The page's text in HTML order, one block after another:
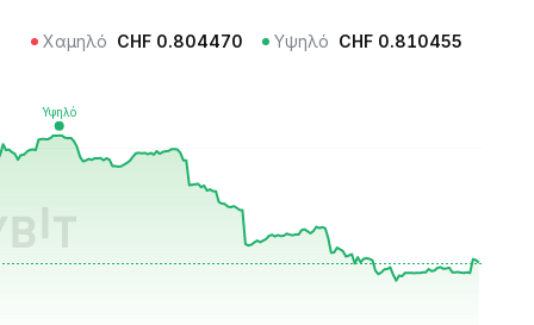
Χαμηλό CHF 0.804470 Υψηλό CHF 0.810455